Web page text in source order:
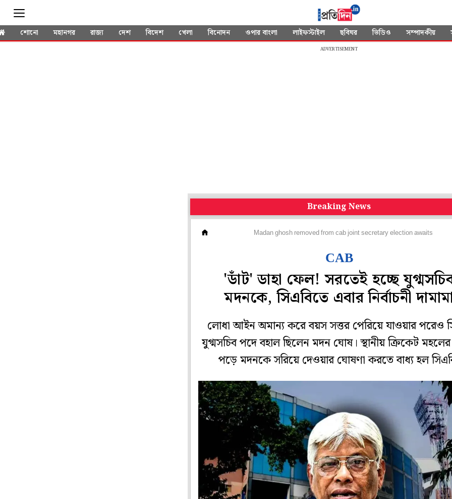
শোনো মহানগর রাজ্য দেশ বিদেশ খেলা বিনোদন ওপার বাংলা লাইফস্টাইল ছবিঘর ভিডিও সম্পাদকীয়
ADVERTISEMENT
Breaking News
Madan ghosh removed from cab joint secretary election awaits
CAB
'ডাঁট' ডাহা ফেল! সরতেই হচ্ছে
মদনকে, সিএবিতে এবার নির্বাচনী
লোধা আইন অমান্য করে বয়স সত্তর পেরিয়ে যাওয়ার পরেও
যুগ্মসচিব পদে বহাল ছিলেন মদন ঘোষ। স্থানীয় ক্রিকেট
পড়ে মদনকে সরিয়ে দেওয়ার ঘোষণা করতে বাধ্য হল